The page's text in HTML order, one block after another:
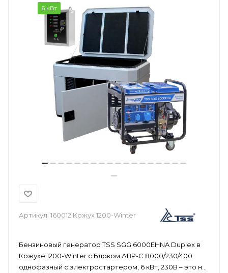
6 кВт
Артикул: 160012 Кожух 1200-Winter
Бензиновый генератор TSS SGG 6000EHNA Duplex в
Кожухе 1200-Winter с Блоком АВР-С 8000/230/400
однофазный с электростартером, 6 кВт, 230В – это не